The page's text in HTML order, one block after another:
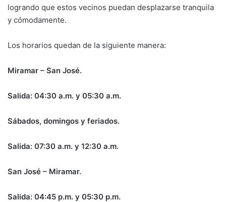
logrando que estos vecinos puedan desplazarse tranquila
y cómodamente.
Los horarios quedan de la siguiente manera:
Miramar – San José.
Salida: 04:30 a.m. y 05:30 a.m.
Sábados, domingos y feriados.
Salida: 07:30 a.m. y 12:30 a.m.
San José – Miramar.
Salida: 04:45 p.m. y 05:30 p.m.